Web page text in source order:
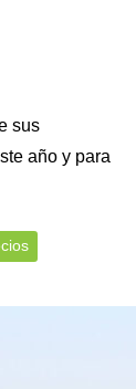
sus
año y para